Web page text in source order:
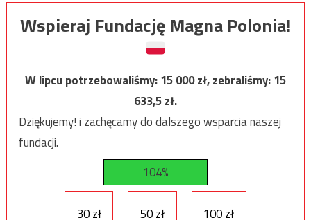
Wspieraj Fundację Magna Polonia!
W lipcu potrzebowaliśmy:15 000zł, zebraliśmy:15
633,5zł.
Dziękujemy! i zachęcamy do dalszego wsparcia naszej
fundacji.
104%
30 zł 50 zł 100 zł